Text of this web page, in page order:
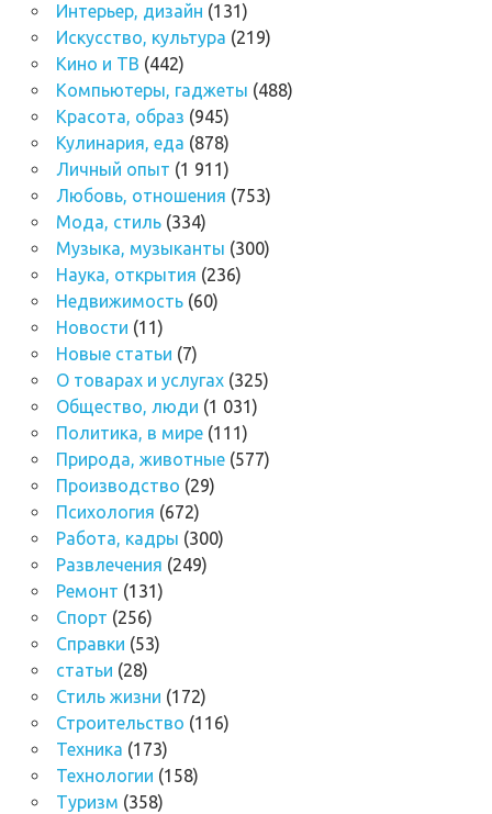
Интерьер, дизайн (131)
Искусство, культура (219)
Кино и ТВ (442)
Компьютеры, гаджеты (488)
Красота, образ (945)
Кулинария, еда (878)
Личный опыт (1 911)
Любовь, отношения (753)
Мода, стиль(334)
Музыка, музыканты (300)
Наука, открытия (236)
Недвижимость(60)
Новости (11)
Новые статьи (7)
О товарах и услугах(325)
Общество, люди (1 031)
Политика, в мире(111)
Природа, животные(577)
Производство (29)
Психология (672)
Работа, кадры (300)
Развлечения (249)
Ремонт (131)
Спорт (256)
Справки (53)
статьи (28)
Стиль жизни (172)
Строительство (116)
Техника (173)
Технологии (158)
Туризм (358)